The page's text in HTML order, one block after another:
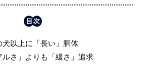
犬以上に「長い」胴体
ルさ」よりも「緩さ」追求